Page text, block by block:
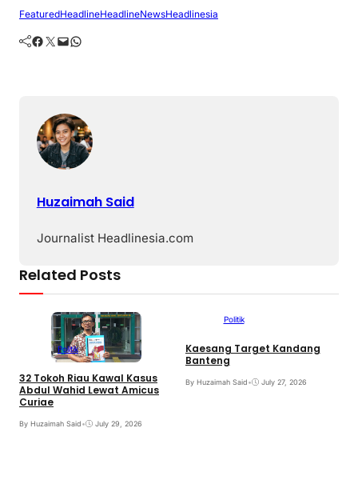
FeaturedHeadlineHeadlineNewsHeadlinesia
Facebook Twitter Mail WhatsApp
Huzaimah Said
Journalist Headlinesia.com
Related Posts
Politik
32 Tokoh Riau Kawal Kasus
Abdul Wahid Lewat Amicus
Curiae
By Huzaimah Said• July 29, 2026
Politik
Kaesang Target Kandang
Banteng
By Huzaimah Said• July 27, 2026